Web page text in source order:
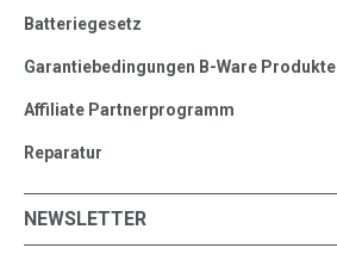
Batteriegesetz
Garantiebedingungen B-Ware Produkte
Affiliate Partnerprogramm
Reparatur
NEWSLETTER